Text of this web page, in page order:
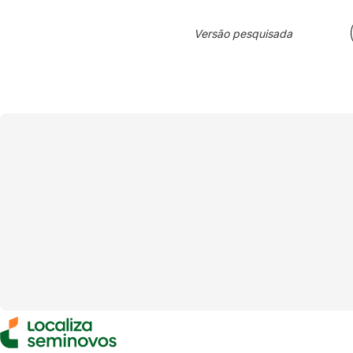
Versão pesquisada